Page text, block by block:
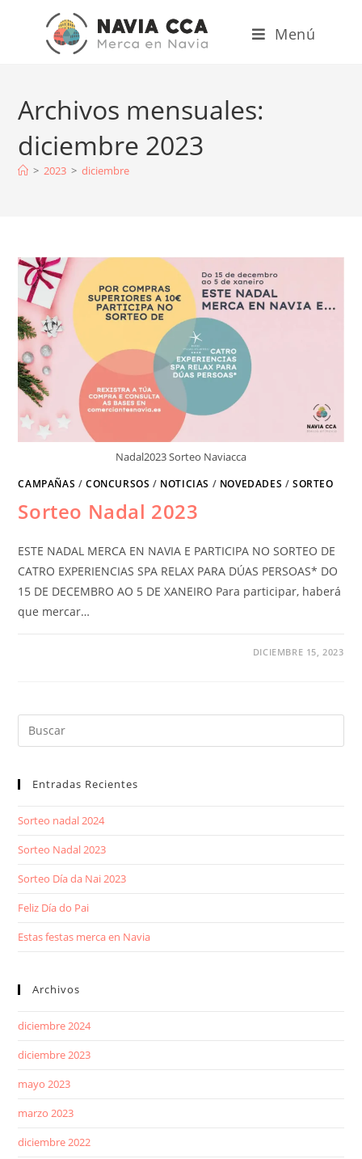
Menú
Archivos mensuales:
diciembre 2023
> 2023 > diciembre
Nadal2023 Sorteo Naviacca
CAMPAÑAS /CONCURSOS / NOTICIAS / NOVEDADES /SORTEO
Sorteo Nadal 2023
ESTE NADAL MERCA EN NAVIA E PARTICIPA NO SORTEO DE
CATRO EXPERIENCIAS SPA RELAX PARA DÚAS PERSOAS* DO
15 DE DECEMBRO AO 5 DE XANEIRO Para participar, haberá
que mercar…
DICIEMBRE 15, 2023
Entradas Recientes
Sorteo nadal 2024
Sorteo Nadal 2023
Sorteo Día da Nai 2023
Feliz Día do Pai
Estas festas merca en Navia
Archivos
diciembre 2024
diciembre 2023
mayo 2023
marzo 2023
diciembre 2022